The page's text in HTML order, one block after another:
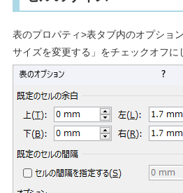
表のプロパティ>表タブ内のオプショ
サイズを変更する」をチェックオフに